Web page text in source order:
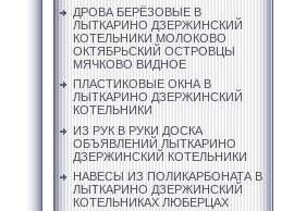
ДРОВА БЕРЁЗОВЫЕ В
ЛЫТКАРИНО ДЗЕРЖИНСКИЙ
КОТЕЛЬНИКИ МОЛОКОВО
ОКТЯБРЬСКИЙ ОСТРОВЦЫ
МЯЧКОВО ВИДНОЕ
ПЛАСТИКОВЫЕ ОКНА В
ЛЫТКАРИНО ДЗЕРЖИНСКИЙ
КОТЕЛЬНИКИ
ИЗ РУК В РУКИ ДОСКА
ОБЪЯВЛЕНИЙ ЛЫТКАРИНО
ДЗЕРЖИНСКИЙ КОТЕЛЬНИКИ
НАВЕСЫ ИЗ ПОЛИКАРБОНАТА В
ЛЫТКАРИНО ДЗЕРЖИНСКИЙ
КОТЕЛЬНИКАХ ЛЮБЕРЦАХ